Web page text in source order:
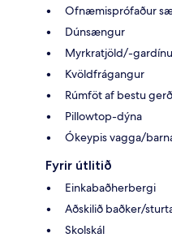
Ofnæmisprófaður
Dúnsængur
Myrkratjöld/-
Kvöldfrágangur
Rúmföt af bestu gerð
Pillowtop-dýna
Ókeypis vagga/
Fyrir útlitið
Einkabaðherbergi
Aðskilið baðker/
Skolskál